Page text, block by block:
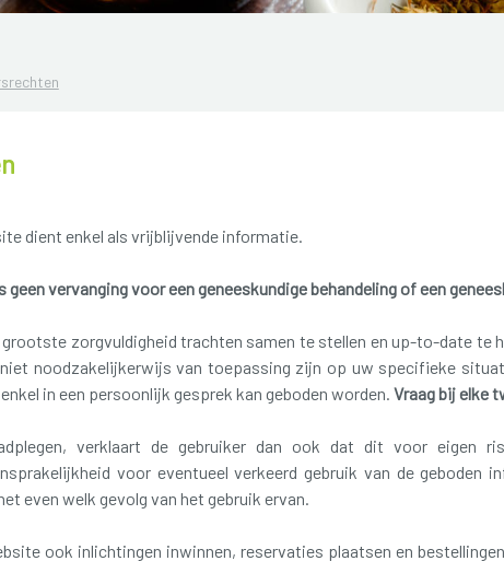
dient enkel als vrijblijvende informatie.
geen vervanging voor een geneeskundige behandeling of een
zorgvuldigheid trachten samen te stellen en up-to-date te
niet noodzakelijkerwijs van toepassing zijn op uw specifieke
in een persoonlijk gesprek kan geboden worden.Vraag bij elke
verklaart de gebruiker dan ook dat dit voor eigen
voor eventueel verkeerd gebruik van de geboden
even welk gevolg van het gebruik ervan.
ook inlichtingen inwinnen, reservaties plaatsen en